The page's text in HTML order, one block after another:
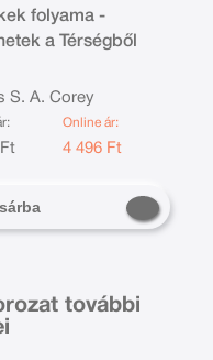
folyama -
a Térségből
S. A. Corey
Online ár:
4 496 Ft
további